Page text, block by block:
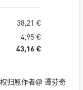
归原作者@ 谭芬奇